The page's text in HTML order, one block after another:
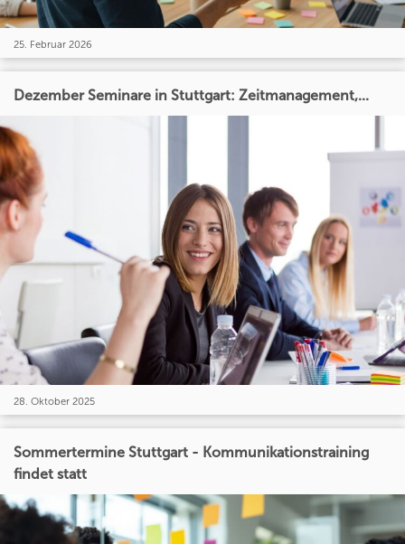
25. Februar 2026
Dezember Seminare in Stuttgart: Zeitmanagement,...
28. Oktober 2025
Sommertermine Stuttgart - Kommunikationstraining
findet statt